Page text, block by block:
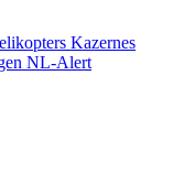
Kazernes
NL-Alert